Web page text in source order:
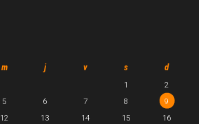
m j v s d
1
2
5 6 7 8
9
12 13 14 15
16